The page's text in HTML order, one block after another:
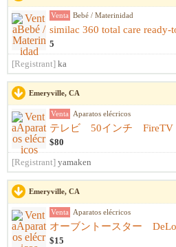
Venta Bebé / Materinidad
similac 360 total care ready-
5
[Registrant] ka
Emeryville, CA
Venta Aparatos elécricos
テレビ 50インチ FireTV
$80
[Registrant] yamaken
Emeryville, CA
Venta Aparatos elécricos
オーブントースター
$15